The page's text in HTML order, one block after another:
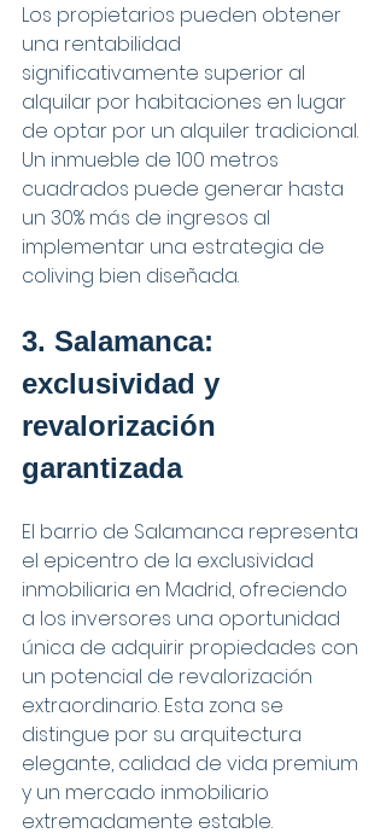
Los propietarios pueden obtener
una rentabilidad
significativamente superior al
alquilar por habitaciones en lugar
de optar por un alquiler tradicional.
Un inmueble de 100 metros
cuadrados puede generar hasta
un 30% más de ingresos al
implementar una estrategia de
coliving bien diseñada.
3. Salamanca:
exclusividad y
revalorización
garantizada
El barrio de Salamanca representa
el epicentro de la exclusividad
inmobiliaria en Madrid, ofreciendo
a los inversores una oportunidad
única de adquirir propiedades con
un potencial de revalorización
extraordinario. Esta zona se
distingue por su arquitectura
elegante, calidad de vida premium
y un mercado inmobiliario
extremadamente estable.